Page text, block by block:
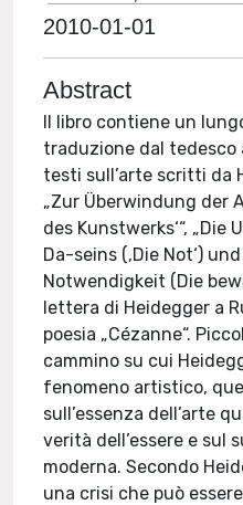
2010-01-01
Abstract
Il libro contiene un
traduzione dal tedesco
testi sull’arte scritti da
„Zur Überwindung der
des Kunstwerks‘“,
Da-seins (‚Die Not‘)
Notwendigkeit (Die
lettera di Heidegger a
poesia „Cézanne“.
cammino su cui
fenomeno artistico,
sull’essenza dell’arte
verità dell’essere e sul
moderna. Secondo
una crisi che può